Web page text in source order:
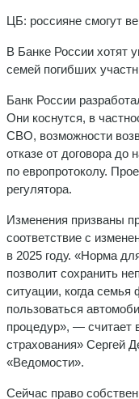
ЦБ: россияне смогут
В Банке России хотят
семей погибших
Банк России
Они коснутся, в
СВО, возможности
отказе от договора до
по европротоколу.
регулятора.
Изменения призваны
соответствие с
в 2025 году. «Норма
позволит сохранить
ситуации, когда
пользоваться
процедур», — считает
страхования» Сергей
«Ведомости».
Сейчас право